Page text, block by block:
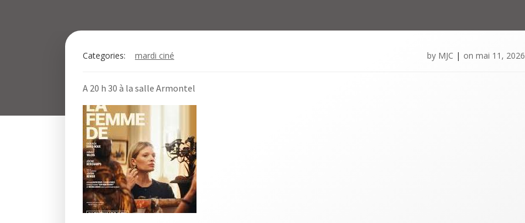
Categories: mardi ciné by MJC | on mai 11, 2026
A 20 h 30 à la salle Armontel